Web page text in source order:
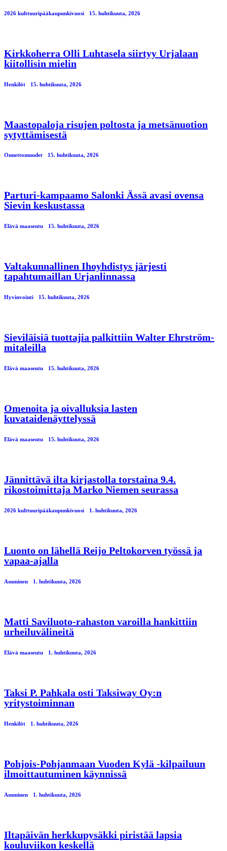
2026 kulttuuripääkaupunkivuosi 15. huhtikuuta, 2026
Kirkkoherra Olli Luhtasela siirtyy Urjalaan
kiitollisin mielin
Henkilöt 15. huhtikuuta, 2026
Maastopaloja risujen poltosta ja metsänuotion
sytyttämisestä
Onnettomuudet 15. huhtikuuta, 2026
Parturi-kampaamo Salonki Ässä avasi ovensa
Sievin keskustassa
Elävä maaseutu 15. huhtikuuta, 2026
Valtakunnallinen Ihoyhdistys järjesti
tapahtumaillan Urjanlinnassa
Hyvinvointi 15. huhtikuuta, 2026
Sieviläisiä tuottajia palkittiin Walter Ehrström-
mitaleilla
Elävä maaseutu 15. huhtikuuta, 2026
Omenoita ja oivalluksia lasten
kuvataidenäyttelyssä
Elävä maaseutu 15. huhtikuuta, 2026
Jännittävä ilta kirjastolla torstaina 9.4.
rikostoimittaja Marko Niemen seurassa
2026 kulttuuripääkaupunkivuosi 1. huhtikuuta, 2026
Luonto on lähellä Reijo Peltokorven työssä ja
vapaa-ajalla
Asuminen 1. huhtikuuta, 2026
Matti Saviluoto-rahaston varoilla hankittiin
urheiluvälineitä
Elävä maaseutu 1. huhtikuuta, 2026
Taksi P. Pahkala osti Taksiway Oy:n
yritystoiminnan
Henkilöt 1. huhtikuuta, 2026
Pohjois-Pohjanmaan Vuoden Kylä -kilpailuun
ilmoittautuminen käynnissä
Asuminen 1. huhtikuuta, 2026
Iltapäivän herkkupysäkki piristää lapsia
kouluviikon keskellä